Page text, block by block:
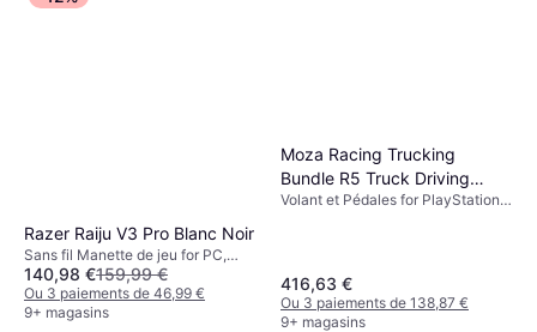
Razer Raiju V3 Pro Blanc Noir
Sans fil Manette de jeu for PC,
PlayStation 5
140,98 €159,99 €
Ou 3 paiements de 46,99 €
9+ magasins
Moza Racing Trucking
Bundle R5 Truck Driving
Bundle
Volant et Pédales for PlayStation
416,63 €
Ou 3 paiements de 138,87 €
9+ magasins